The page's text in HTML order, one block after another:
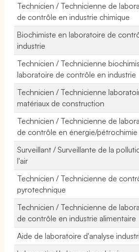
Technicien / Technicienne de
de contrôle en industrie chimique
Biochimiste en laboratoire de
industrie
Technicien / Technicienne
laboratoire de contrôle en industrie
Technicien / Technicienne
matériaux de construction
Technicien / Technicienne de
de contrôle en énergie/pétrochimie
Surveillant / Surveillante de la
l'air
Technicien / Technicienne de
pyrotechnique
Technicien / Technicienne de
de contrôle en industrie alimentaire
Aide de laboratoire d'analyse